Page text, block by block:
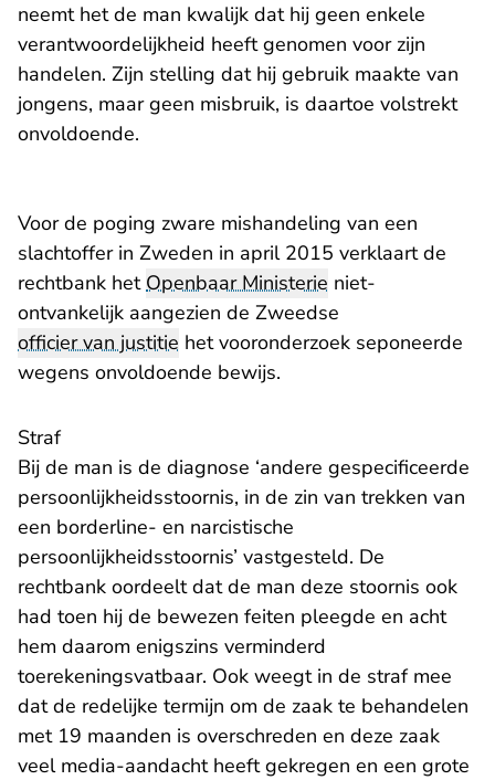
neemt het de man kwalijk dat hij geen enkele
verantwoordelijkheid heeft genomen voor zijn
handelen. Zijn stelling dat hij gebruik maakte van
jongens, maar geen misbruik, is daartoe volstrekt
onvoldoende.
Voor de poging zware mishandeling van een
slachtoffer in Zweden in april 2015 verklaart de
rechtbank hetOpenbaar Ministerie niet-
ontvankelijk aangezien de Zweedse
officier van justitie het vooronderzoek seponeerde
wegens onvoldoende bewijs.
Straf
Bij de man is de diagnose ‘andere gespecificeerde
persoonlijkheidsstoornis, in de zin van trekken van
een borderline- en narcistische
persoonlijkheidsstoornis’ vastgesteld. De
rechtbank oordeelt dat de man deze stoornis ook
had toen hij de bewezen feiten pleegde en acht
hem daarom enigszins verminderd
toerekeningsvatbaar. Ook weegt in de straf mee
dat de redelijke termijn om de zaak te behandelen
met 19 maanden is overschreden en deze zaak
veel media-aandacht heeft gekregen en een grote